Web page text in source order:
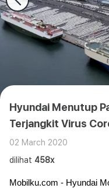
Hyundai Menutup
Terjangkit Virus
02 March 2020
dilihat 458x
Mobilku.com - Hyundai